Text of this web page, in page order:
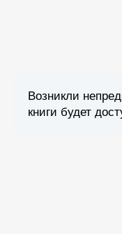
Возникли
книги будет